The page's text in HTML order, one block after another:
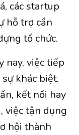
các startup
hỗ trợ cần
tổ chức.
nay, việc tiếp
khác biệt.
kết nối hay
việc tận dụng
hội thành